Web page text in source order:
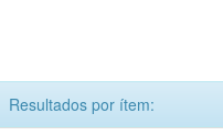
Resultados por ítem: